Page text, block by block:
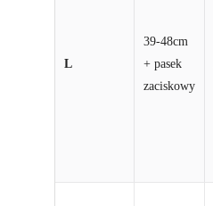
L
39-48cm
+ pasek
zaciskowy